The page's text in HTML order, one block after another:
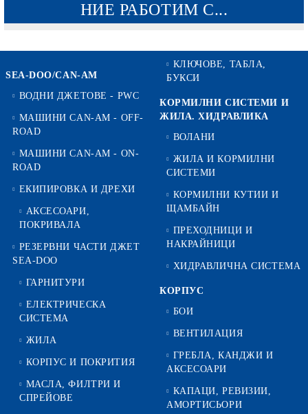
НИЕ РАБОТИМ С...
SEA-DOO/CAN-AM
ВОДНИ ДЖЕТОВЕ - PWC
МАШИНИ CAN-AM - OFF-
ROAD
МАШИНИ CAN-AM - ON-
ROAD
ЕКИПИРОВКА И ДРЕХИ
АКСЕСОАРИ,
ПОКРИВАЛА
РЕЗЕРВНИ ЧАСТИ ДЖЕТ
SEA-DOO
ГАРНИТУРИ
ЕЛЕКТРИЧЕСКА
СИСТЕМА
ЖИЛА
КОРПУС И ПОКРИТИЯ
МАСЛА, ФИЛТРИ И
СПРЕЙОВЕ
КЛЮЧОВЕ, ТАБЛА,
БУКСИ
КОРМИЛНИ СИСТЕМИ И
ЖИЛА. ХИДРАВЛИКА
ВОЛАНИ
ЖИЛА И КОРМИЛНИ
СИСТЕМИ
КОРМИЛНИ КУТИИ И
ЩАМБАЙН
ПРЕХОДНИЦИ И
НАКРАЙНИЦИ
ХИДРАВЛИЧНА СИСТЕМА
КОРПУС
БОИ
ВЕНТИЛАЦИЯ
ГРЕБЛА, КАНДЖИ И
АКСЕСОАРИ
КАПАЦИ, РЕВИЗИИ,
АМОРТИСЬОРИ